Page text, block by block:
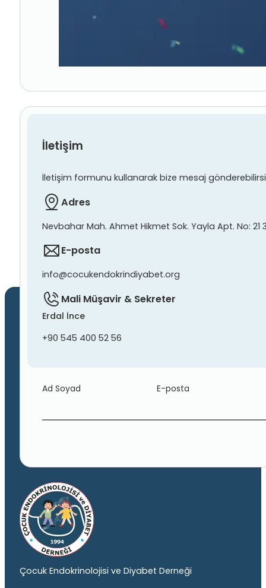
İletişim
İletişim formunu kullanarak bize mesaj
Adres
Nevbahar Mah. Ahmet Hikmet Sok. Yayla Apt. No: 21
E-posta
info@cocukendokrindiyabet.org
Mali Müşavir & Sekreter
Erdal İnce
+90 545 400 52 56
Ad Soyad E-posta
Çocuk Endokrinolojisi ve Diyabet Derneği